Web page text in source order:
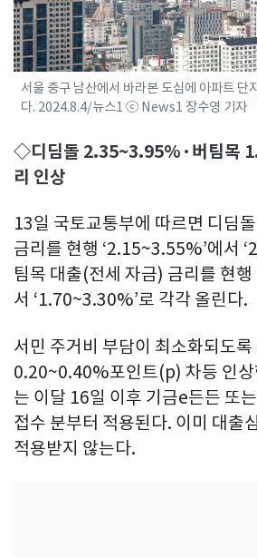
서울 중구 남산에서 바라본 도심에 아파트 단
다. 2024.8.4/뉴스1 ⓒ News1 장수영 기자
◇디딤돌 2.35~3.95%·버팀목
리 인상
13일 국토교통부에 따르면 디딤
금리를 현행 ‘2.15~3.55%’에서
팀목 대출(전세 자금) 금리를 현행
서 ‘1.70~3.30%’로 각각 올린다.
서민 주거비 부담이 최소화되도
0.20~0.40%포인트(p) 차등 인상
는 이달 16일 이후 기금e든든 또
접수 분부터 적용된다. 이미 대출
적용받지 않는다.